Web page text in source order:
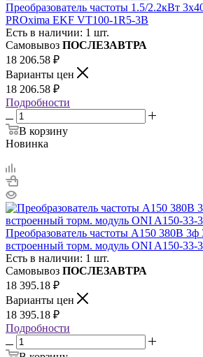
Преобразователь частоты 1.5/2.2кВт
PROxima EKF VT100-1R5-3B
Есть в наличии: 1 шт.
Самовывоз ПОСЛЕЗАВТРА
18 206.58 ₽
Варианты цен
18 206.58 ₽
Подробности
В корзину
Новинка
Преобразователь частоты A150 380В
встроенный торм. модуль ONI A150-33-
Есть в наличии: 1 шт.
Самовывоз ПОСЛЕЗАВТРА
18 395.18 ₽
Варианты цен
18 395.18 ₽
Подробности